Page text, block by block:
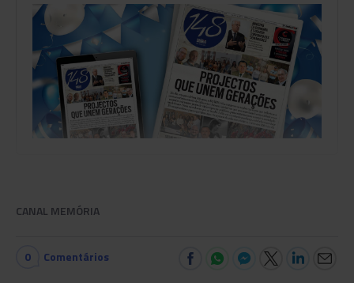
CANAL MEMÓRIA
0 Comentários